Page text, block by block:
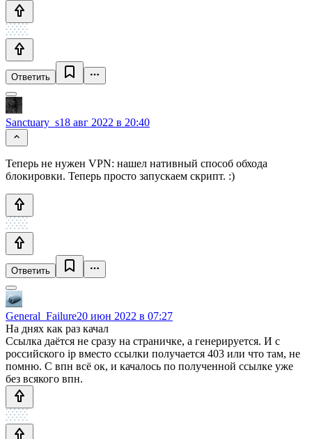
Ответить
Sanctuary_s18 авг 2022 в 20:40
Теперь не нужен VPN: нашел нативный способ обхода
блокировки. Теперь просто запускаем скрипт. :)
Ответить
General_Failure20 июн 2022 в 07:27
На днях как раз качал
Ссылка даётся не сразу на страничке, а генерируется. И с
российского ip вместо ссылки получается 403 или что там, не
помню. С впн всё ок, и качалось по полученной ссылке уже
без всякого впн.